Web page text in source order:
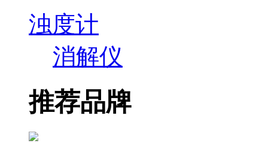
浊度计
消解仪
推荐品牌